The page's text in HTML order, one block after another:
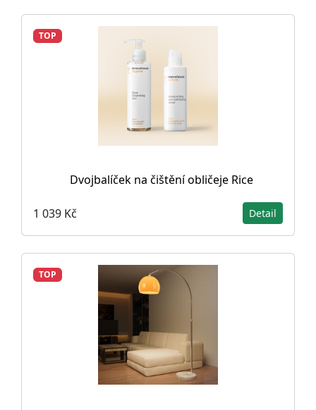
TOP
Dvojbalíček na čištění obličeje Rice
1 039 Kč Detail
TOP